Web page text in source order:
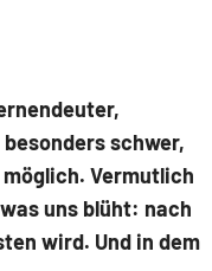
schwer,
Vermutlich
uns blüht: nach
wird. Und in dem